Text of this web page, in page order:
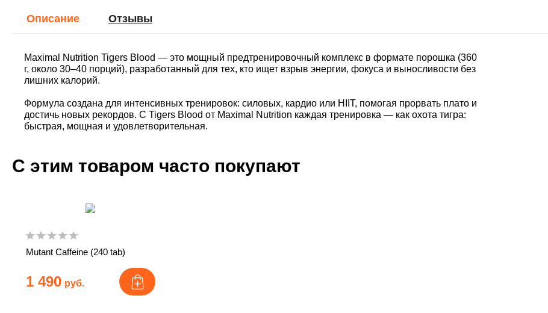
Описание Отзывы
Maximal Nutrition Tigers Blood — это мощный предтренировочный комплекс в формате порошка (360
г, около 30–40 порций), разработанный для тех, кто ищет взрыв энергии, фокуса и выносливости без
лишних калорий.
Формула создана для интенсивных тренировок: силовых, кардио или HIIT, помогая прорвать плато и
достичь новых рекордов. С Tigers Blood от Maximal Nutrition каждая тренировка — как охота тигра:
быстрая, мощная и удовлетворительная.
С этим товаром часто покупают
Mutant Caffeine (240 tab)
1 490 руб.